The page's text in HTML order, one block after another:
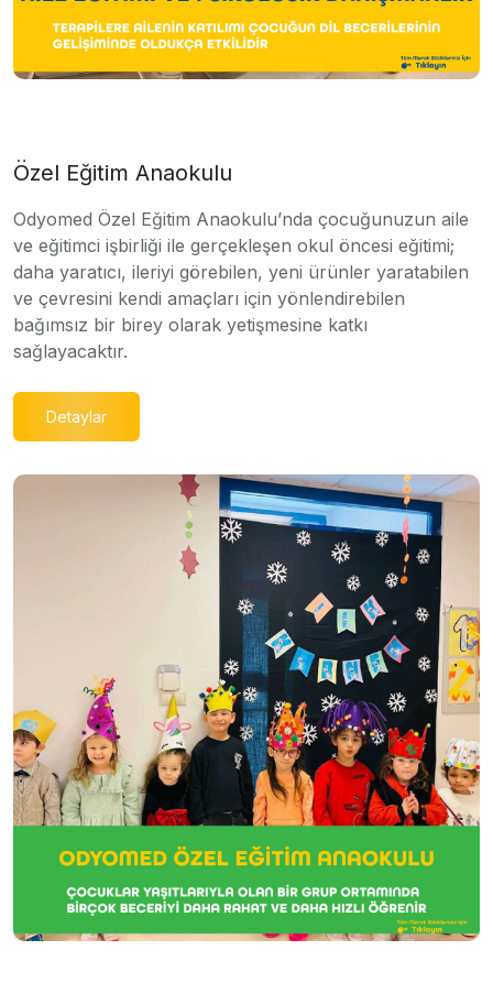
Özel Eğitim Anaokulu
Odyomed Özel Eğitim Anaokulu’nda çocuğunuzun aile
ve eğitimci işbirliği ile gerçekleşen okul öncesi eğitimi;
daha yaratıcı, ileriyi görebilen, yeni ürünler yaratabilen
ve çevresini kendi amaçları için yönlendirebilen
bağımsız bir birey olarak yetişmesine katkı
sağlayacaktır.
Detaylar